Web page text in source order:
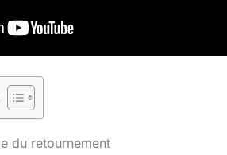
du retournement